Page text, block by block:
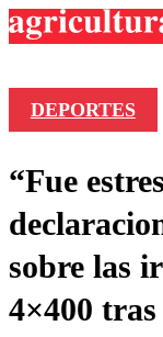
DEPORTES
“Fue
sobre las
4×400